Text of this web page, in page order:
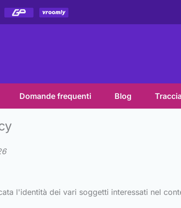
Domande frequenti Blog
l'identità dei vari soggetti interessati nel